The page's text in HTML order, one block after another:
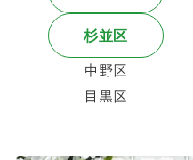
杉並区
中野区
目黒区